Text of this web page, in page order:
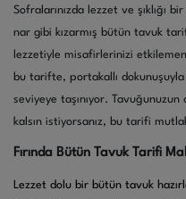
Sofralarınızda lezzet ve şıklığı
nar gibi kızarmış bütün tavuk
lezzetiyle misafirlerinizi
bu tarifte, portakallı
seviyeye taşınıyor. Tavuğunuzun
kalsın istiyorsanız, bu tarifi
Fırında Bütün Tavuk Tarifi
Lezzet dolu bir bütün tavuk